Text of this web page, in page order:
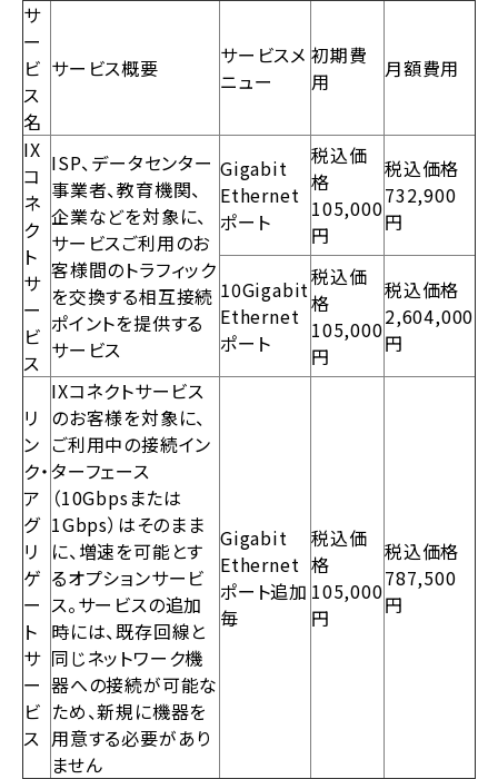
サ
ー
ビ
ス
名
サービス概要
サービスメ
ニュー
初期費
用
月額費用
IX
コ
ネ
ク
ト
サ
ー
ビ
ス
ISP、データセンター
事業者、教育機関、
企業などを対象に、
サービスご利用のお
客様間のトラフィック
を交換する相互接続
ポイントを提供する
サービス
Gigabit
Ethernet
ポート
税込価
格
105,000
円
税込価格
732,900
円
10Gigabit
Ethernet
ポート
税込価
格
105,000
円
税込価格
2,604,000
円
リ
ン
ク・
ア
グ
リ
ゲ
ー
ト
サ
ー
ビ
ス
IXコネクトサービス
のお客様を対象に、
ご利用中の接続イン
ターフェース
（10Gbpsまたは
1Gbps）はそのまま
に、増速を可能とす
るオプションサービ
ス。サービスの追加
時には、既存回線と
同じネットワーク機
器への接続が可能な
ため、新規に機器を
用意する必要があり
ません
Gigabit
Ethernet
ポート追加
毎
税込価
格
105,000
円
税込価格
787,500
円